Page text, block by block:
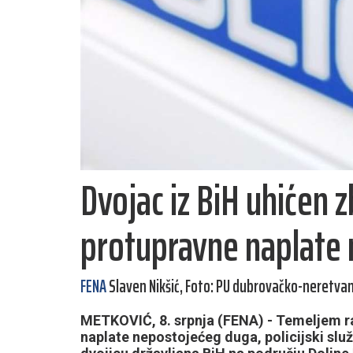
Dvojac iz BiH uhićen
protupravne
FENASlaven Nikšić, Foto: PU dubrovačko-
METKOVIĆ, 8. srpnja (FENA) -
naplate nepostojećeg duga, policijski